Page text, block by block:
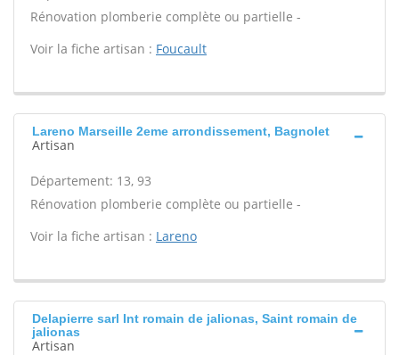
Rénovation plomberie complète ou partielle -
Voir la fiche artisan : Foucault
Lareno Marseille 2eme arrondissement, Bagnolet
Artisan
Département: 13, 93
Rénovation plomberie complète ou partielle -
Voir la fiche artisan : Lareno
Delapierre sarl Int romain de jalionas, Saint romain de
jalionas
Artisan